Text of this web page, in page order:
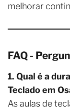
melhorar
FAQ -
1. Qual é a
Teclado em
As aulas de